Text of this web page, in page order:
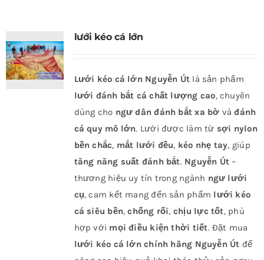
lưới kéo cá lớn
Lưới kéo cá lớn Nguyễn Út là sản phẩm
lưới đánh bắt cá chất lượng cao, chuyên
dùng cho ngư dân đánh bắt xa bờ vàđánh
cá quy mô lớn. Lưới được làm từ sợi nylon
bền chắc, mắt lưới đều, kéo nhẹ tay, giúp
tăng năng suất đánh bắt. Nguyễn Út –
thương hiệu uy tín trong ngành ngư lưới
cụ, cam kết mang đến sản phẩm lưới kéo
cá siêu bền,chống rối, chịu lực tốt, phù
hợp với mọi điều kiện thời tiết. Đặt mua
lưới kéo cá lớn chính hãng Nguyễn Út để